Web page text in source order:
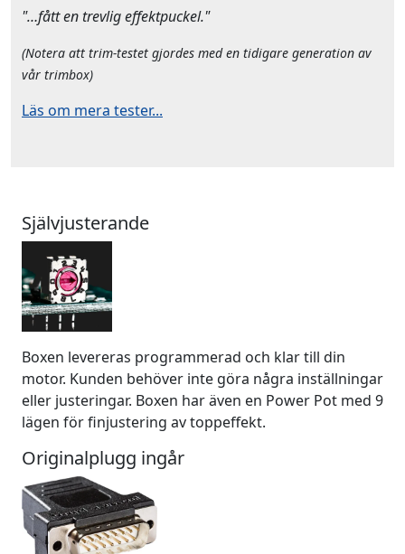
"…fått en trevlig effektpuckel."
(Notera att trim-testet gjordes med en tidigare generation av
vår trimbox)
Läs om mera tester...
Självjusterande
Boxen levereras programmerad och klar till din
motor. Kunden behöver inte göra några inställningar
eller justeringar. Boxen har även en Power Pot med 9
lägen för finjustering av toppeffekt.
Originalplugg ingår